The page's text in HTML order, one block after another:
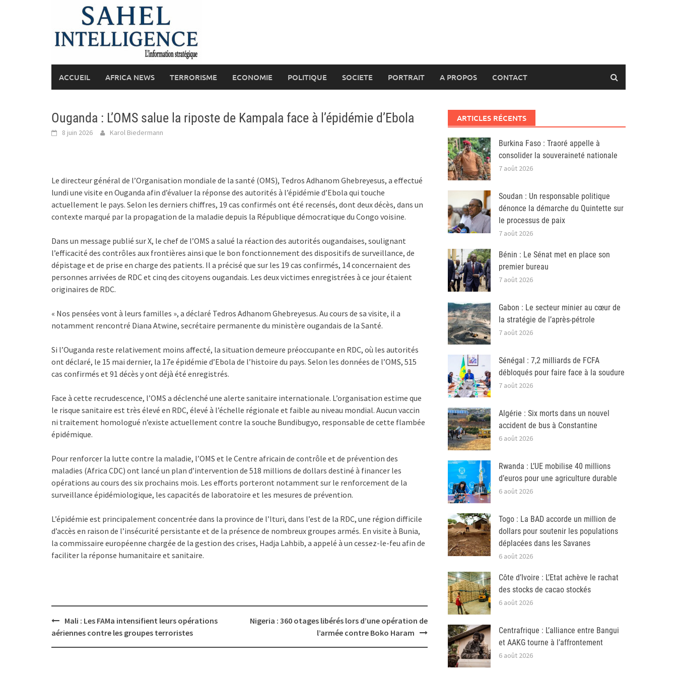
ACCUEIL AFRICA NEWS TERRORISME ECONOMIE POLITIQUE SOCIETE PORTRAIT A PROPOS CONTACT
Ouganda : L’OMS salue la riposte de Kampala face à l’épidémie d’Ebola
8 juin 2026 Karol Biedermann
Le directeur général de l’Organisation mondiale de la santé (OMS), Tedros Adhanom Ghebreyesus, a effectué
lundi une visite en Ouganda afin d’évaluer la réponse des autorités à l’épidémie d’Ebola qui touche
actuellement le pays. Selon les derniers chiffres, 19 cas confirmés ont été recensés, dont deux décès, dans un
contexte marqué par la propagation de la maladie depuis la République démocratique du Congo voisine.
Dans un message publié sur X, le chef de l’OMS a salué la réaction des autorités ougandaises, soulignant
l’efficacité des contrôles aux frontières ainsi que le bon fonctionnement des dispositifs de surveillance, de
dépistage et de prise en charge des patients. Il a précisé que sur les 19 cas confirmés, 14 concernaient des
personnes arrivées de RDC et cinq des citoyens ougandais. Les deux victimes enregistrées à ce jour étaient
originaires de RDC.
« Nos pensées vont à leurs familles », a déclaré Tedros Adhanom Ghebreyesus. Au cours de sa visite, il a
notamment rencontré Diana Atwine, secrétaire permanente du ministère ougandais de la Santé.
Si l’Ouganda reste relativement moins affecté, la situation demeure préoccupante en RDC, où les autorités
ont déclaré, le 15 mai dernier, la 17e épidémie d’Ebola de l’histoire du pays. Selon les données de l’OMS, 515
cas confirmés et 91 décès y ont déjà été enregistrés.
Face à cette recrudescence, l’OMS a déclenché une alerte sanitaire internationale. L’organisation estime que
le risque sanitaire est très élevé en RDC, élevé à l’échelle régionale et faible au niveau mondial. Aucun vaccin
ni traitement homologué n’existe actuellement contre la souche Bundibugyo, responsable de cette flambée
épidémique.
Pour renforcer la lutte contre la maladie, l’OMS et le Centre africain de contrôle et de prévention des
maladies (Africa CDC) ont lancé un plan d’intervention de 518 millions de dollars destiné à financer les
opérations au cours des six prochains mois. Les efforts porteront notamment sur le renforcement de la
surveillance épidémiologique, les capacités de laboratoire et les mesures de prévention.
L’épidémie est principalement concentrée dans la province de l’Ituri, dans l’est de la RDC, une région difficile
d’accès en raison de l’insécurité persistante et de la présence de nombreux groupes armés. En visite à Bunia,
la commissaire européenne chargée de la gestion des crises, Hadja Lahbib, a appelé à un cessez-le-feu afin de
faciliter la réponse humanitaire et sanitaire.
Post
navigation
Mali : Les FAMa intensifient leurs opérations
aériennes contre les groupes terroristes
Nigeria : 360 otages libérés lors d’une opération de
l’armée contre Boko Haram
ARTICLES RÉCENTS
Burkina Faso : Traoré appelle à
consolider la souveraineté nationale
7 août 2026
Soudan : Un responsable politique
dénonce la démarche du Quintette sur
le processus de paix
7 août 2026
Bénin : Le Sénat met en place son
premier bureau
7 août 2026
Gabon : Le secteur minier au cœur de
la stratégie de l’après-pétrole
7 août 2026
Sénégal : 7,2 milliards de FCFA
débloqués pour faire face à la soudure
7 août 2026
Algérie : Six morts dans un nouvel
accident de bus à Constantine
6 août 2026
Rwanda : L’UE mobilise 40 millions
d’euros pour une agriculture durable
6 août 2026
Togo : La BAD accorde un million de
dollars pour soutenir les populations
déplacées dans les Savanes
6 août 2026
Côte d’Ivoire : L’Etat achève le rachat
des stocks de cacao stockés
6 août 2026
Centrafrique : L’alliance entre Bangui
et AAKG tourne à l’affrontement
6 août 2026